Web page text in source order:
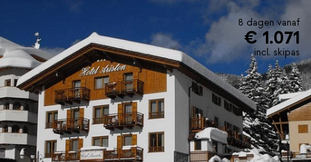
behandeling (tegen betaling) en sluit de dag af in het restaurant,
waar lokale, seizoensgebonden ingrediënten worden
gecombineerd met moderne invloeden. ’s Ochtends staat er een
uitgebreid ontbijt klaar en diner is eenvoudig bij te boeken.Dankzij
de centrale ligging zit je hier perfect: je loopt zo naar de lift en
staat binnen enkele minuten in het gezellige hart van het dorp.
Berg je materiaal op in de skiberging met skischoenverwarming
en geniet van warme, comfortabele voeten bij elke start. Hier
voelt elke dag als een stijlvolle winterescape.
8 dagen vanaf
€ 1.071
incl. skipas